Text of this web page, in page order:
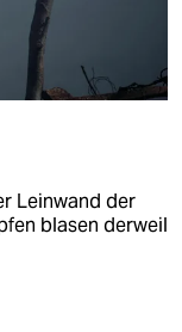
Leinwand der
blasen derweil